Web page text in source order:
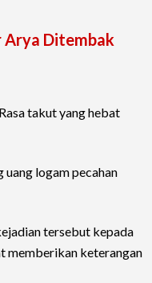
Arya Ditembak
takut yang hebat
logam pecahan
tersebut kepada
memberikan keterangan